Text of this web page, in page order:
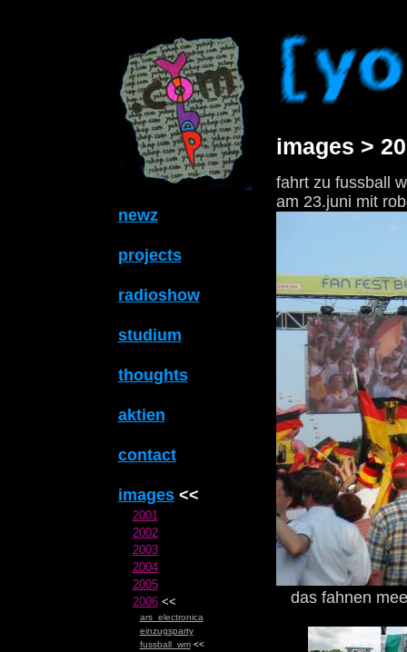
newz
projects
radioshow
studium
thoughts
aktien
contact
images<<
2001
2002
2003
2004
2005
2006<<
ars_electronica
einzugsparty
fussball_wm<<
images >
fahrt zu fussball
am 23.juni mit
das fahnen